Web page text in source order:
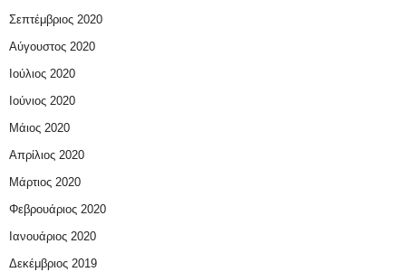
Σεπτέμβριος 2020
Αύγουστος 2020
Ιούλιος 2020
Ιούνιος 2020
Μάιος 2020
Απρίλιος 2020
Μάρτιος 2020
Φεβρουάριος 2020
Ιανουάριος 2020
Δεκέμβριος 2019